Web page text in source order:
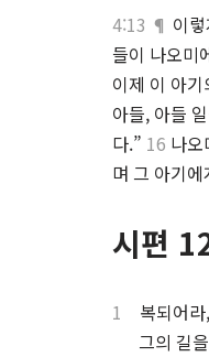
4:13 ¶ 이
들이 나오미
이제 이 아
아들, 아들
다.” 16 나
며 그 아기
시편
1 복되어라
그의 길